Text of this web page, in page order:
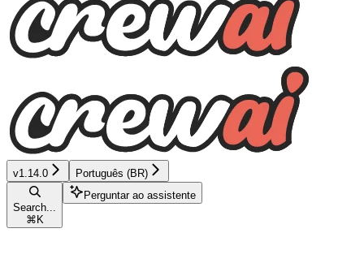
v1.14.0 Português (BR)
Search...
⌘ K
Perguntar ao assistente